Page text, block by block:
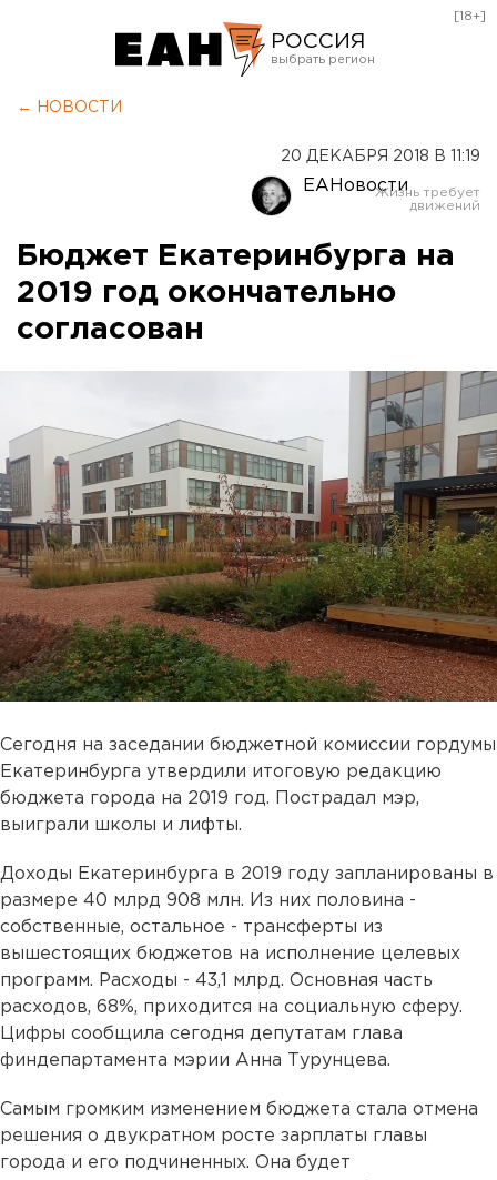
РОССИЯ
Оренбург
[18+]
← НОВОСТИ
20 ДЕКАБРЯ 2018 В 11:19
ЕАНовости
Бюджет Екатеринбурга на
2019 год окончательно
согласован
Сегодня на заседании бюджетной комиссии гордумы
Екатеринбурга утвердили итоговую редакцию
бюджета города на 2019 год. Пострадал мэр,
выиграли школы и лифты.
Доходы Екатеринбурга в 2019 году запланированы в
размере 40 млрд 908 млн. Из них половина -
собственные, остальное - трансферты из
вышестоящих бюджетов на исполнение целевых
программ. Расходы - 43,1 млрд. Основная часть
расходов, 68%, приходится на социальную сферу.
Цифры сообщила сегодня депутатам глава
финдепартамента мэрии Анна Турунцева.
Самым громким изменением бюджета стала отмена
решения о двукратном росте зарплаты главы
города и его подчиненных. Она будет